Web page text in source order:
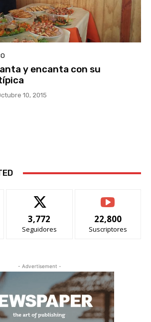
y encanta con su
10, 2015
3,772
Seguidores
22,800
Suscriptores
- Advertisement -